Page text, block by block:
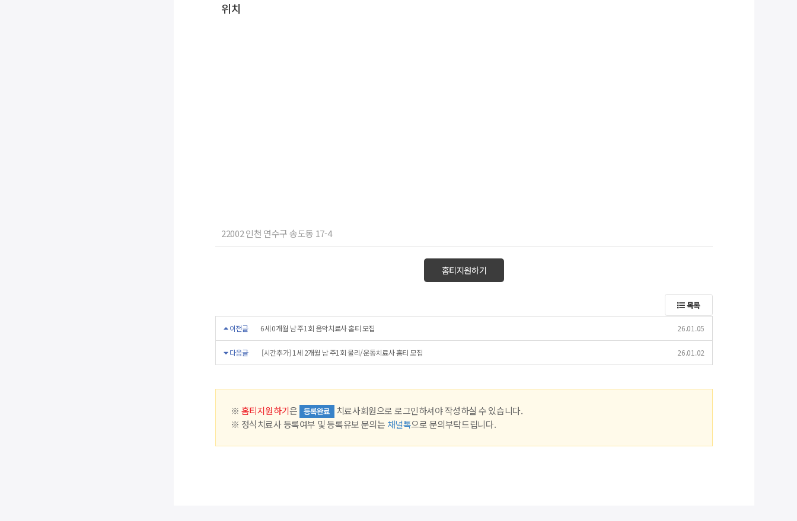
위치
22002 인천 연수구 송도동 17-4
홈티지원하기
목록
이전글 6세 0개월 남 주1회 음악치료사 홈티 모집 26.01.05
다음글 [시간추가] 1세 2개월 남 주1회 물리/운동치료사 홈티 모집 26.01.02
※ 홈티지원하기은 등록완료
치료사회원으로 로그인하셔야 작성하실 수 있습니다.
※ 정식치료사 등록여부 및 등록유보 문의는 채널톡으로 문의부탁드립니다.